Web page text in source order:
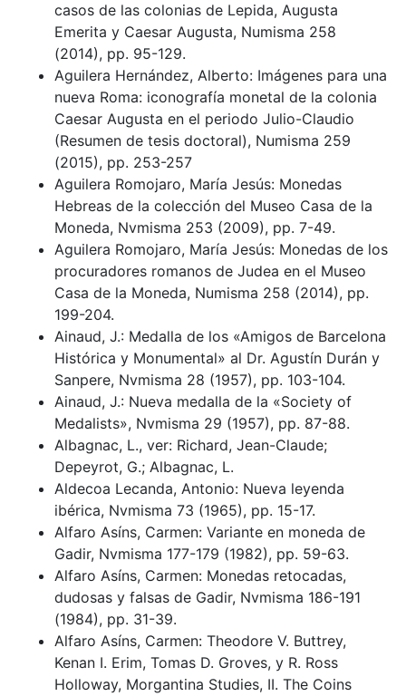
casos de las colonias de Lepida, Augusta
Emerita y Caesar Augusta, Numisma 258
(2014), pp. 95-129.
Aguilera Hernández, Alberto: Imágenes para una
nueva Roma: iconografía monetal de la colonia
Caesar Augusta en el periodo Julio-Claudio
(Resumen de tesis doctoral), Numisma 259
(2015), pp. 253-257
Aguilera Romojaro, María Jesús: Monedas
Hebreas de la colección del Museo Casa de la
Moneda, Nvmisma 253 (2009), pp. 7-49.
Aguilera Romojaro, María Jesús: Monedas de los
procuradores romanos de Judea en el Museo
Casa de la Moneda, Numisma 258 (2014), pp.
199-204.
Ainaud, J.: Medalla de los «Amigos de Barcelona
Histórica y Monumental» al Dr. Agustín Durán y
Sanpere, Nvmisma 28 (1957), pp. 103-104.
Ainaud, J.: Nueva medalla de la «Society of
Medalists», Nvmisma 29 (1957), pp. 87-88.
Albagnac, L., ver: Richard, Jean-Claude;
Depeyrot, G.; Albagnac, L.
Aldecoa Lecanda, Antonio: Nueva leyenda
ibérica, Nvmisma 73 (1965), pp. 15-17.
Alfaro Asíns, Carmen: Variante en moneda de
Gadir, Nvmisma 177-179 (1982), pp. 59-63.
Alfaro Asíns, Carmen: Monedas retocadas,
dudosas y falsas de Gadir, Nvmisma 186-191
(1984), pp. 31-39.
Alfaro Asíns, Carmen: Theodore V. Buttrey,
Kenan I. Erim, Tomas D. Groves, y R. Ross
Holloway, Morgantina Studies, II. The Coins